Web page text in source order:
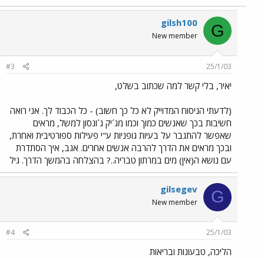
G
gilsh100
New member
25/1/03
#3
יאיר, בלי קשר למה שכתוב בשלט,
(לדעתי הניסוח המדוייק לא כל כך חשוב) - כל הכבוד לך. אני רואה
חשיבות בכך שאנשים כמוך וכמו מג´יק ג´ונסון למשל, מראים
שאפשר להתגבר על בעיות גופניות ע"י פעילות ספורטיבית ואחרת,
ובכך מראים את הדרך להרבה אנשים אחרים. אגב, איך הסתדרת
עם נושא ה(אין) מים במרתון טבריה..? בהצלחה בהמשך הדרך. גיל
G
gilsegev
New member
25/1/03
#4
הליכה, טבעונות ובריאות